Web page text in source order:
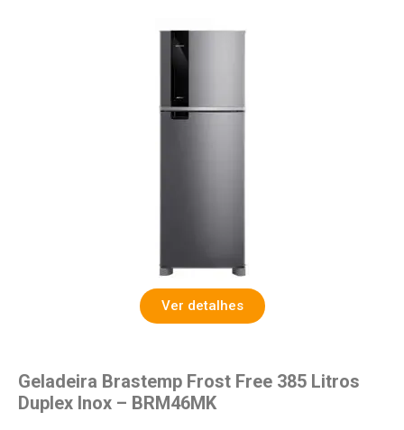
Ver detalhes
Geladeira Brastemp Frost Free 385 Litros
Duplex Inox – BRM46MK